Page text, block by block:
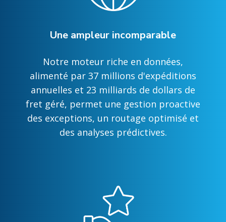
Une ampleur incomparable
Notre moteur riche en données,
alimenté par 37 millions d'expéditions
annuelles et 23 milliards de dollars de
fret géré, permet une gestion proactive
des exceptions, un routage optimisé et
des analyses prédictives.